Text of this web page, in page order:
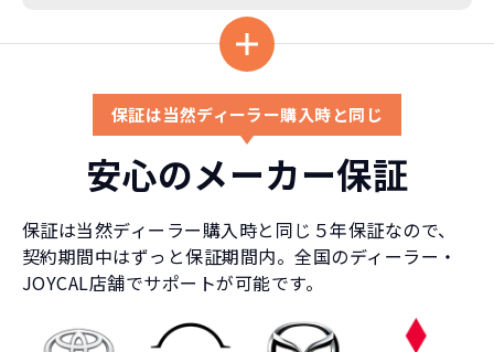
保証は当然ディーラー購入時と同じ
安心のメーカー保証
保証は当然ディーラー購入時と同じ５年保証なので、
契約期間中はずっと保証期間内。全国のディーラー・
JOYCAL店舗でサポートが可能です。